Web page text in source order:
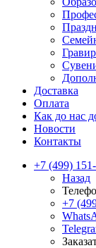
Доставка
Оплата
Как до нас
Новости
Контакты
+7 (499)
Назад
+7